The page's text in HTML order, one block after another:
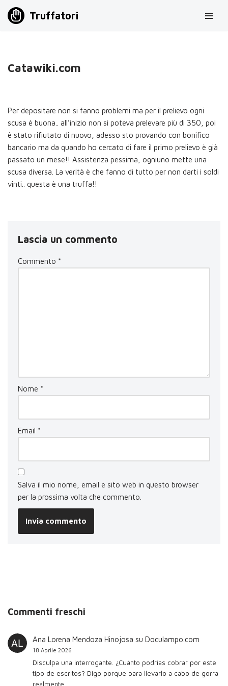
Truffatori
Catawiki.com
Per depositare non si fanno problemi ma per il prelievo ogni
scusa è buona.. all’inizio non si poteva prelevare più di 350, poi
è stato rifiutato di nuovo, adesso sto provando con bonifico
bancario ma da quando ho cercato di fare il primo prelievo è già
passato un mese!! Assistenza pessima, ogniuno mette una
scusa diversa. La verità è che fanno di tutto per non darti i soldi
vinti.. questa è una truffa!!
Lascia un commento
Commento *
Nome *
Email *
Salva il mio nome, email e sito web in questo browser
per la prossima volta che commento.
Commenti freschi
Ana Lorena Mendoza Hinojosa su Doculampo.com
18 Aprile 2026
Disculpa una interrogante. ¿Cuánto podrías cobrar por este
tipo de escritos? Digo porque para llevarlo a cabo de gorra
realmente…